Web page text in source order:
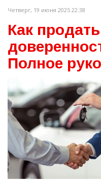
Четверг, 19 июня 2025 22:38
Как
Полное